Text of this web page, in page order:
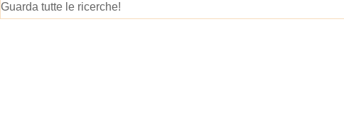
Guarda tutte le ricerche!